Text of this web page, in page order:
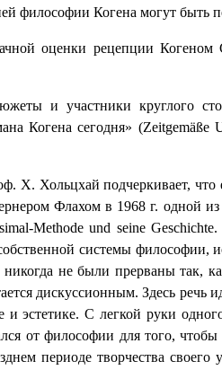
философии Когена могут быть
оценки рецепции Когеном
и участники круглого
Когена сегодня» (Zeitgemäße
Х. Хольцхай подчеркивает,
Флахом в 1968 г. одной из
-Methode und seine Geschichte
системы философии,
не были прерваны так,
дискуссионным. Здесь
С легкой руки
от философии для того,
периоде творчества своего